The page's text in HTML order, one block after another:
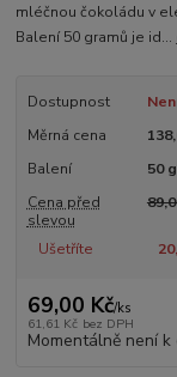
mléčnou čokoládu v
Balení 50 gramů je id...
Dostupnost
Měrná cena
Balení
50 g
Cena před
slevou
Ušetříte
69,00 Kč/ks
61,61 Kč bez DPH
Momentálně není k